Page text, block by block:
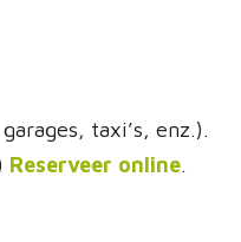
taxi’s, enz.).
Reserveer online.